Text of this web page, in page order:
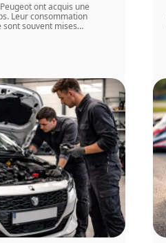
ont acquis une
Leur consommation
souvent mises…